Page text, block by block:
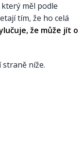
který měl podle
tím, že ho celá
že může jít o
níže.